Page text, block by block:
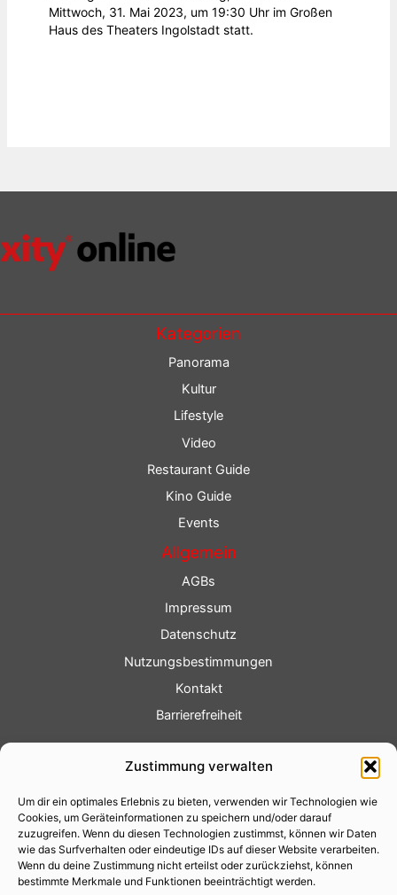
Zustimmung verwalten
Um dir ein optimales Erlebnis zu bieten, verwenden wir Technologien wie
Cookies, um Geräteinformationen zu speichern und/oder darauf
zuzugreifen. Wenn du diesen Technologien zustimmst, können wir Daten
wie das Surfverhalten oder eindeutige IDs auf dieser Website verarbeiten.
Wenn du deine Zustimmung nicht erteilst oder zurückziehst, können
bestimmte Merkmale und Funktionen beeinträchtigt werden.
Mittwoch, 31. Mai 2023, um 19:30 Uhr im Großen
Haus des Theaters Ingolstadt statt.
Kategorien
Panorama
Kultur
Lifestyle
Video
Restaurant Guide
Kino Guide
Events
Allgemein
AGBs
Impressum
Datenschutz
Nutzungsbestimmungen
Kontakt
Barrierefreiheit
Fotoservice
Videoservice
Werbung
Contenterstellung
Lokalnachrichten